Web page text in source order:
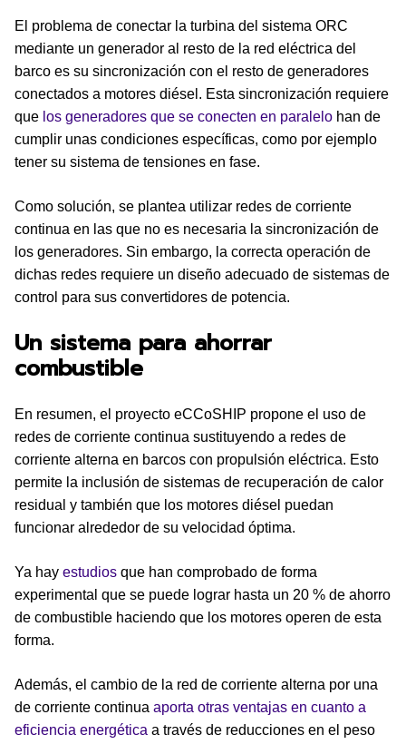
El problema de conectar la turbina del sistema ORC
mediante un generador al resto de la red eléctrica del
barco es su sincronización con el resto de generadores
conectados a motores diésel. Esta sincronización requiere
que los generadores que se conecten en paralelo han de
cumplir unas condiciones específicas, como por ejemplo
tener su sistema de tensiones en fase.
Como solución, se plantea utilizar redes de corriente
continua en las que no es necesaria la sincronización de
los generadores. Sin embargo, la correcta operación de
dichas redes requiere un diseño adecuado de sistemas de
control para sus convertidores de potencia.
Un sistema para ahorrar
combustible
En resumen, el proyecto eCCoSHIP propone el uso de
redes de corriente continua sustituyendo a redes de
corriente alterna en barcos con propulsión eléctrica. Esto
permite la inclusión de sistemas de recuperación de calor
residual y también que los motores diésel puedan
funcionar alrededor de su velocidad óptima.
Ya hay estudios que han comprobado de forma
experimental que se puede lograr hasta un 20 % de ahorro
de combustible haciendo que los motores operen de esta
forma.
Además, el cambio de la red de corriente alterna por una
de corriente continua aporta otras ventajas en cuanto a
eficiencia energética a través de reducciones en el peso